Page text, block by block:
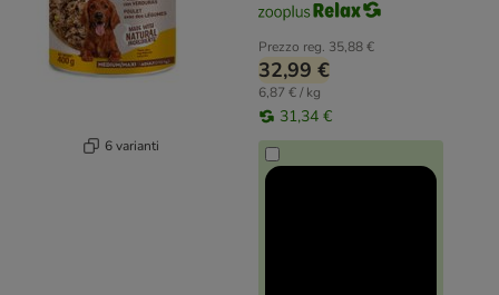
6 varianti
Prezzo reg. 35,88 €
32,99 €
6,87 € / kg
31,34 €